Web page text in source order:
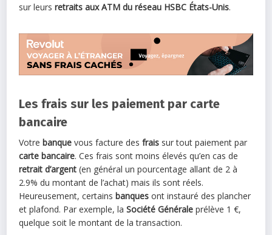
sur leursretraits aux ATM du réseau HSBC États-Unis.
Les frais sur les paiement par carte
bancaire
Votre banque vous facture desfrais sur tout paiement par
carte bancaire. Ces frais sont moins élevés qu’en cas de
retrait d’argent (en général un pourcentage allant de 2 à
2.9% du montant de l’achat) mais ils sont réels.
Heureusement, certainsbanques ont instauré des plancher
et plafond. Par exemple, laSociété Générale prélève 1 €,
quelque soit le montant de la transaction.